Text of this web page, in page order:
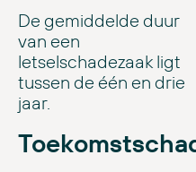
De gemiddelde duur
van een
letselschadezaak ligt
tussen de één en drie
jaar.